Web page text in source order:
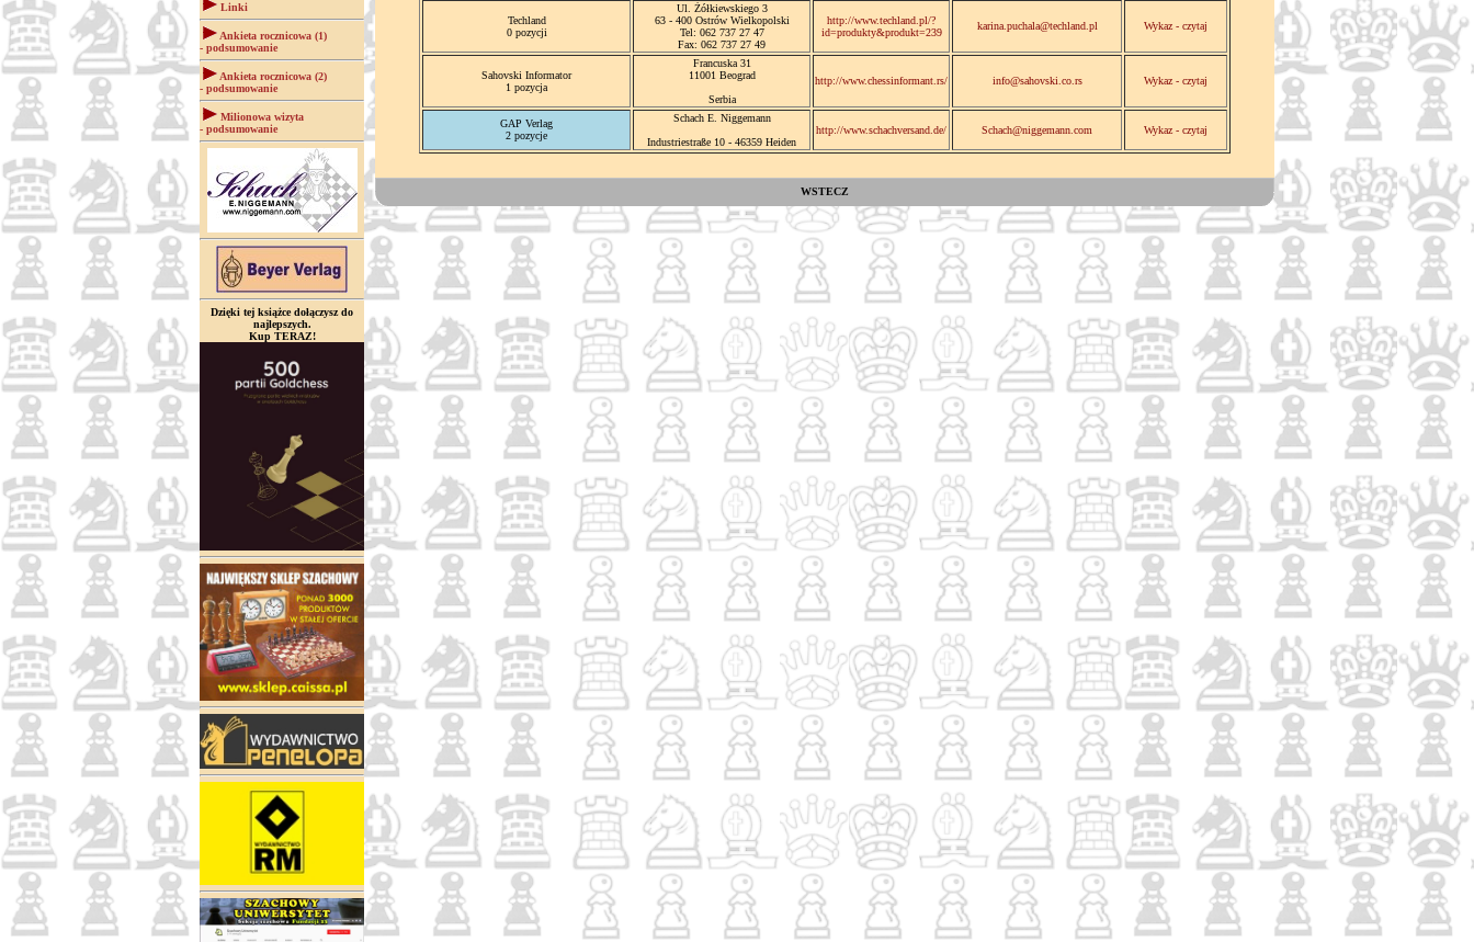
Linki
Ankieta rocznicowa (1)
- podsumowanie
Ankieta rocznicowa (2)
- podsumowanie
Milionowa wizyta
- podsumowanie
Dzięki tej książce dołączysz do
najlepszych.
Kup TERAZ!
Techland
0 pozycji
Ul. Żółkiewskiego 3
63 - 400 Ostrów Wielkopolski
Tel: 062 737 27 47
Fax: 062 737 27 49
http://www.techland.pl/?
id=produkty&produkt=239
karina.puchala@techland.pl Wykaz - czytaj
Sahovski Informator
1 pozycja
Francuska 31
11001 Beograd
Serbia
http://www.chessinformant.rs/ info@sahovski.co.rs Wykaz - czytaj
GAP Verlag
2 pozycje
Schach E. Niggemann
Industriestraße 10 - 46359 Heiden
http://www.schachversand.de/ Schach@niggemann.com Wykaz - czytaj
WSTECZ